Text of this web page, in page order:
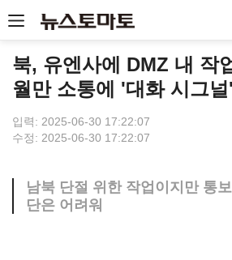
북, 유엔사에 DMZ 내 작
월만 소통에 '대화 시그널'
입력: 2025-06-30 17:22:07
수정: 2025-06-30 17:22:07
남북 단절 위한 작업이지만 통
단은 어려워